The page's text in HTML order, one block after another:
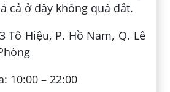
cả ở đây không quá đắt.
Tô Hiệu, P. Hồ Nam, Q. Lê
10:00 – 22:00